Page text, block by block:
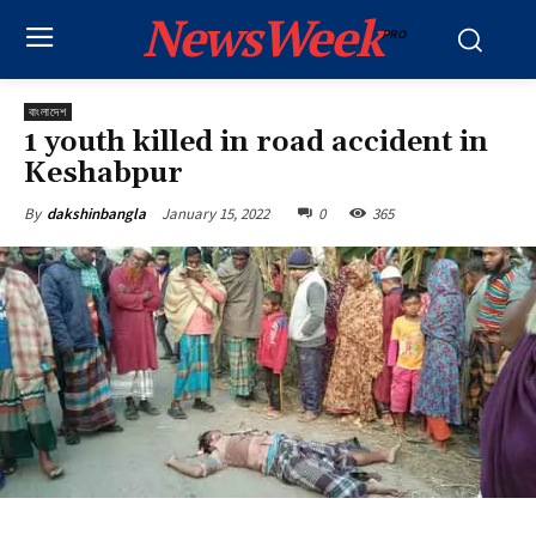
NewsWeekPRO
বাংলাদেশ
1 youth killed in road accident in
Keshabpur
By dakshinbangla January 15, 2022 0 365